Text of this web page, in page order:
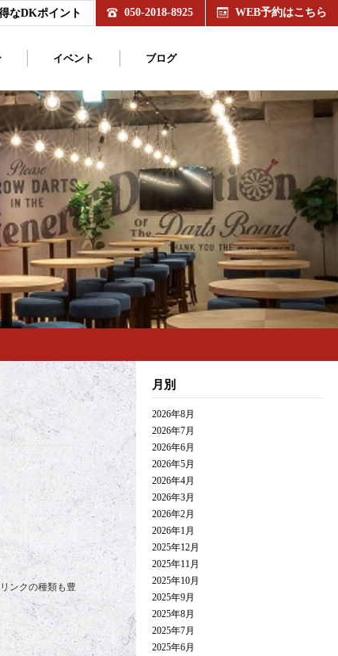
なDKポイント 050-2018-8925 WEB予約はこちら
イベント ブログ
ンクの種類も豊
月別
2026年8月
2026年7月
2026年6月
2026年5月
2026年4月
2026年3月
2026年2月
2026年1月
2025年12月
2025年11月
2025年10月
2025年9月
2025年8月
2025年7月
2025年6月